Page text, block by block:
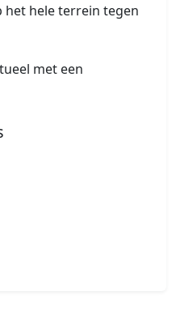
hele terrein tegen
met een